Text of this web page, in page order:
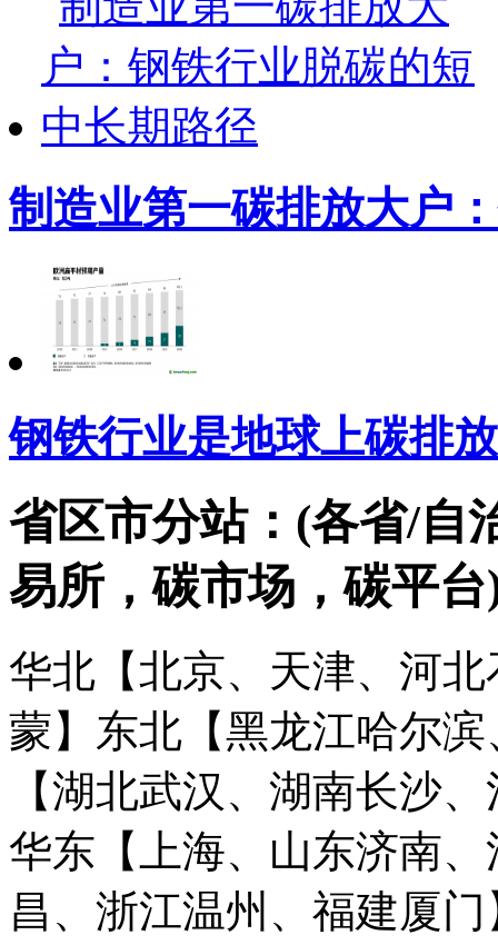
制造业第一碳排放大户
钢铁行业是地球上碳排
省区市分站：(各省/自
易所，碳市场，碳平台
华北【北京、天津、河
蒙】 东北【黑龙江哈尔
【湖北武汉、湖南长沙
华东【上海、山东济南
昌、浙江温州、福建厦门